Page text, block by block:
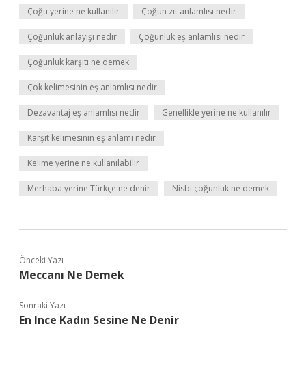
Çoğu yerine ne kullanılır Çoğun zıt anlamlısı nedir
Çoğunluk anlayışı nedir Çoğunluk eş anlamlısı nedir
Çoğunluk karşıtı ne demek
Çok kelimesinin eş anlamlısı nedir
Dezavantaj eş anlamlısı nedir Genellikle yerine ne kullanılır
Karşıt kelimesinin eş anlamı nedir
Kelime yerine ne kullanılabilir
Merhaba yerine Türkçe ne denir Nisbi çoğunluk ne demek
Önceki Yazı
Meccanı Ne Demek
Sonraki Yazı
En Ince Kadın Sesine Ne Denir